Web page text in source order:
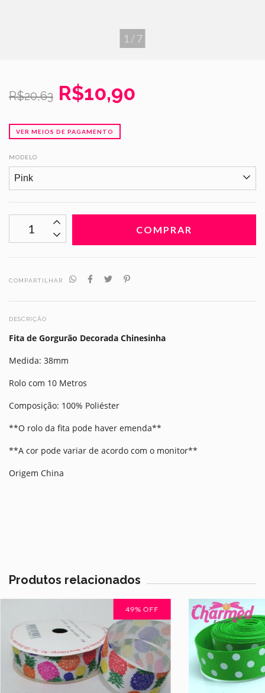
1 /7
R$20,63 R$10,90
VER MEIOS DE PAGAMENTO
MODELO
COMPARTILHAR
DESCRIÇÃO
Fita de Gorgurão Decorada Chinesinha
Medida: 38mm
Rolo com 10 Metros
Composição: 100% Poliéster
**O rolo da fita pode haver emenda**
**A cor pode variar de acordo com o monitor**
Origem China
Produtos relacionados
49% OFF